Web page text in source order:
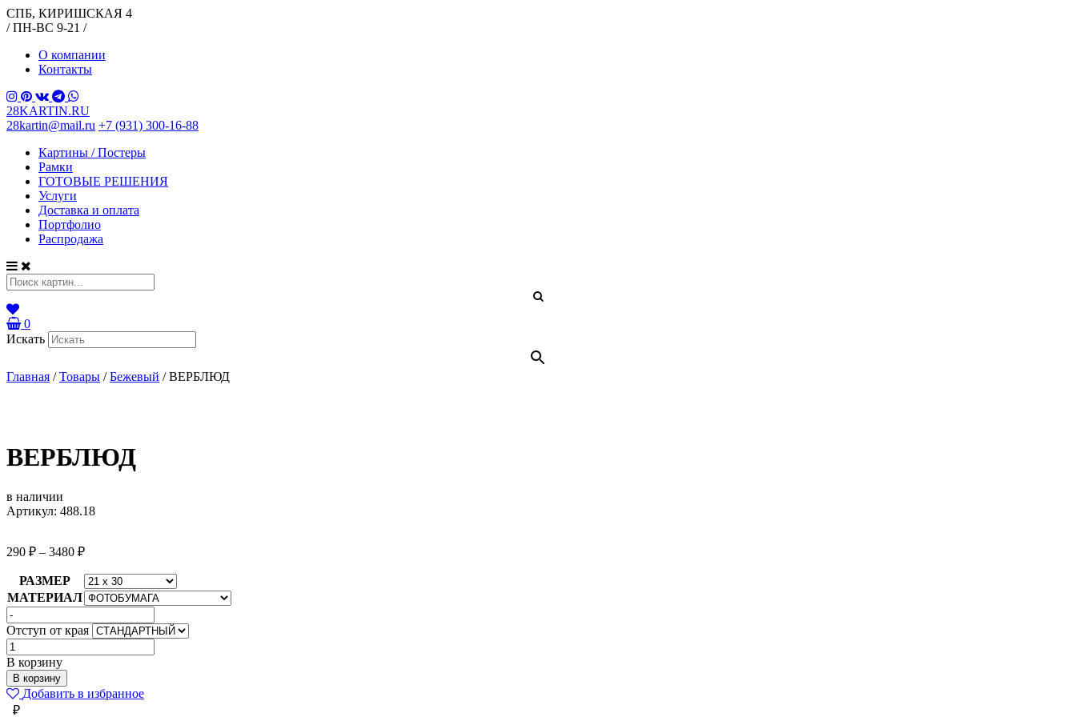
СПБ, КИРИШСКАЯ 4
/ ПН-ВС 9-21 /
О компании
Контакты
28KARTIN.RU
28kartin@mail.ru +7 (931) 300-16-88
Картины / Постеры
Рамки
ГОТОВЫЕ РЕШЕНИЯ
Услуги
Доставка и оплата
Портфолио
Распродажа
0
Искать
Главная /Товары /Бежевый /ВЕРБЛЮД
ВЕРБЛЮД
в наличии
Артикул: 488.18
290 ₽ – 3480 ₽
РАЗМЕР
МАТЕРИАЛ
Отступ от края
Количество
товара
ВЕРБЛЮД
В корзину
В корзину
Добавить в избранное
₽